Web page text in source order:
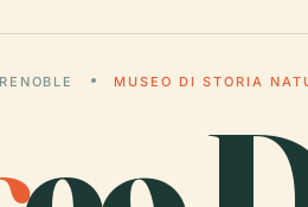
MUSEO DI STORIA